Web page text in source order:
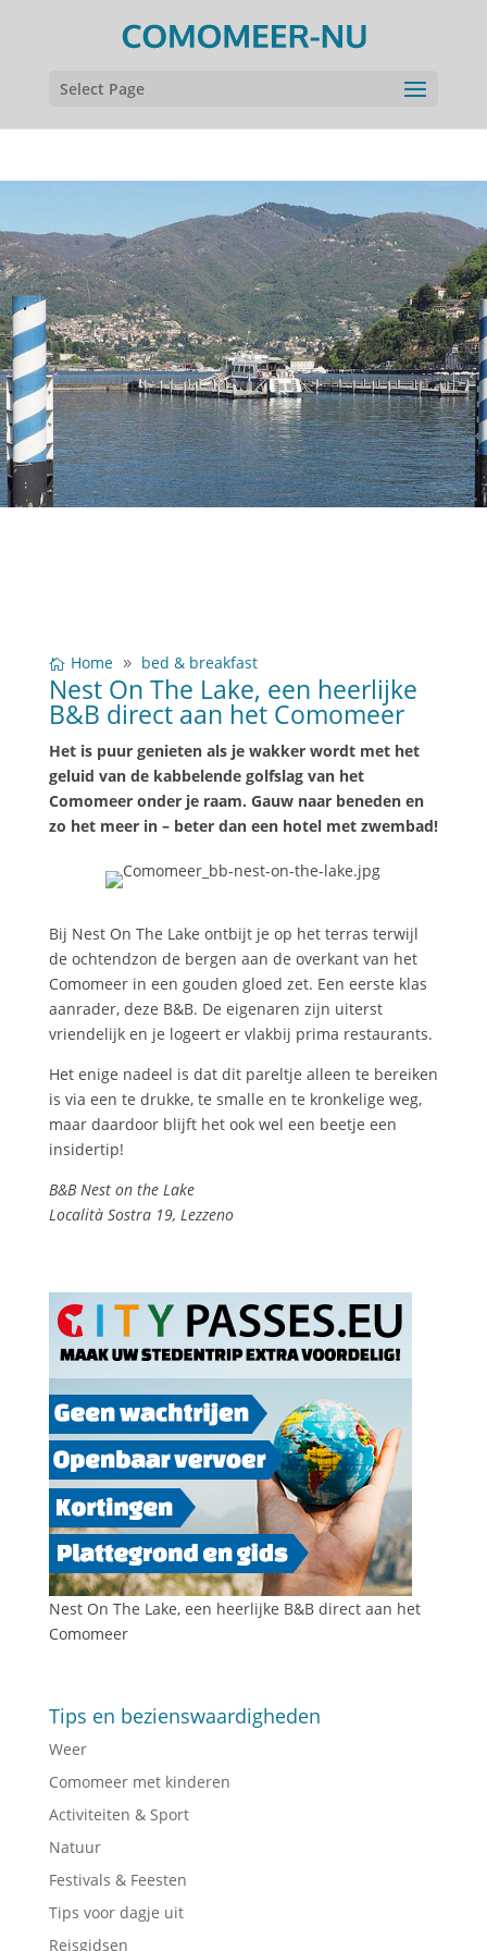
Select Page
Home bed & breakfast
Nest On The Lake, een heerlijke
B&B direct aan het Comomeer
Het is puur genieten als je wakker wordt met het
geluid van de kabbelende golfslag van het
Comomeer onder je raam. Gauw naar beneden en
zo het meer in – beter dan een hotel met zwembad!
Bij Nest On The Lake ontbijt je op het terras terwijl
de ochtendzon de bergen aan de overkant van het
Comomeer in een gouden gloed zet. Een eerste klas
aanrader, deze B&B. De eigenaren zijn uiterst
vriendelijk en je logeert er vlakbij prima restaurants.
Het enige nadeel is dat dit pareltje alleen te bereiken
is via een te drukke, te smalle en te kronkelige weg,
maar daardoor blijft het ook wel een beetje een
insidertip!
B&B Nest on the Lake
Località Sostra 19, Lezzeno
Nest On The Lake, een heerlijke B&B direct aan het
Comomeer
Tips en bezienswaardigheden
Weer
Comomeer met kinderen
Activiteiten & Sport
Natuur
Festivals & Feesten
Tips voor dagje uit
Reisgidsen